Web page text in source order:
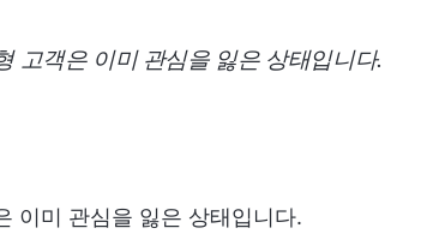
고객은 이미 관심을 잃은 상태입니다.
이미 관심을 잃은 상태입니다.